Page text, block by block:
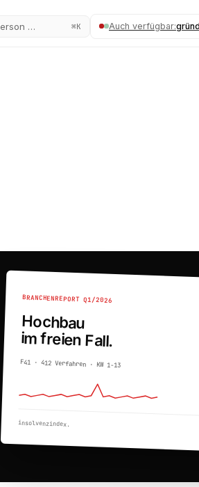
… ⌘K Auch verfügbar:
BRANCHENREPORT Q1/2026
Hochbau
im freien Fall.
F41 · 412 Verfahren · KW 1-13
insolvenzindex.